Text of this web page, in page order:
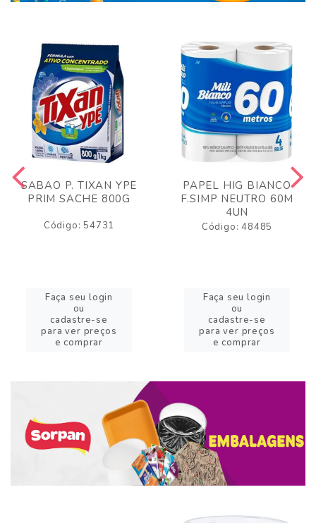
SABAO P. TIXAN YPE
PRIM SACHE 800G
Código: 54731
Faça seu login
ou
cadastre-se
para ver preços
e comprar
PAPEL HIG BIANCO
F.SIMP NEUTRO 60M
4UN
Código: 48485
Faça seu login
ou
cadastre-se
para ver preços
e comprar